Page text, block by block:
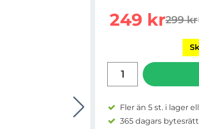
rea pris
249 kr299 kr
Fler än 5 st. i lager
365 dagars bytesrätt